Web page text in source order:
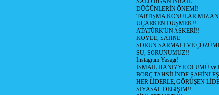
SALDIRGAN İSRAİL
DÜĞÜNLERİN ÖNEMİ!
TARTIŞMA KONULARIMIZ
UÇARKEN DÜŞMEK!!
ATATÜRK'ÜN ASKERİ!!
KÖYDE, SAHNE
SORUN SARMALI VE
SU, SORUNUMUZ!!
İnstagram Yasagı!
İSMAİL HANİYYE ÖLÜMÜ ve
BORÇ TAHSİLİNDE
HER LİDERLE, GÖRÜŞEN
SİYASAL DEGİŞİM!!